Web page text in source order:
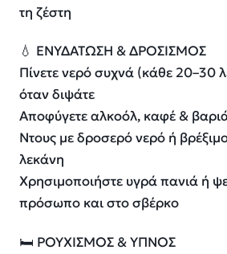
τη ζέστη
💧 ΕΝΥΔΑΤΩΣΗ & ΔΡΟΣΙΣΜΟΣ
Πίνετε νερό συχνά (κάθε 20–30
όταν διψάτε
Αποφύγετε αλκοόλ, καφέ &
Ντους με δροσερό νερό ή
λεκάνη
Χρησιμοποιήστε υγρά πανιά ή
πρόσωπο και στο σβέρκο
🛏️ ΡΟΥΧΙΣΜΟΣ & ΥΠΝΟΣ